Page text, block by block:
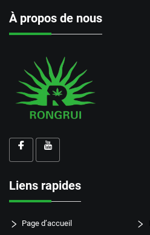
À propos de nous
Liens rapides
Page d’accueil